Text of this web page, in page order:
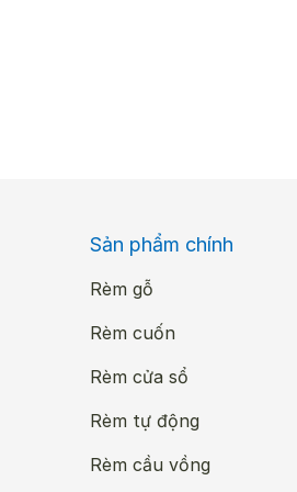
Sản phẩm chính
Rèm gỗ
Rèm cuốn
Rèm cửa sổ
Rèm tự động
Rèm cầu vồng